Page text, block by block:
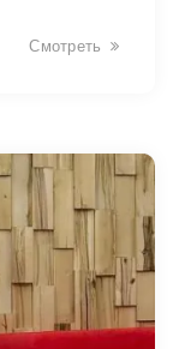
Смотреть